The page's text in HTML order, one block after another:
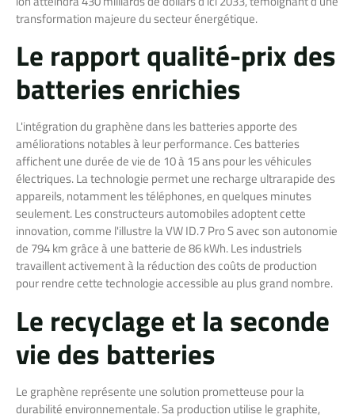
transformation majeure du secteur énergétique.
Le rapport qualité-prix des
batteries enrichies
L'intégration du graphène dans les batteries apporte des
améliorations notables à leur performance. Ces batteries
affichent une durée de vie de 10 à 15 ans pour les véhicules
électriques. La technologie permet une recharge ultrarapide des
appareils, notamment les téléphones, en quelques minutes
seulement. Les constructeurs automobiles adoptent cette
innovation, comme l'illustre la VW ID.7 Pro S avec son autonomie
de 794 km grâce à une batterie de 86 kWh. Les industriels
travaillent activement à la réduction des coûts de production
pour rendre cette technologie accessible au plus grand nombre.
Le recyclage et la seconde
vie des batteries
Le graphène représente une solution prometteuse pour la
durabilité environnementale. Sa production utilise le graphite,